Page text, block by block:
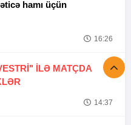
hamı üçün
16:26
İLƏ MATÇDA
14:37